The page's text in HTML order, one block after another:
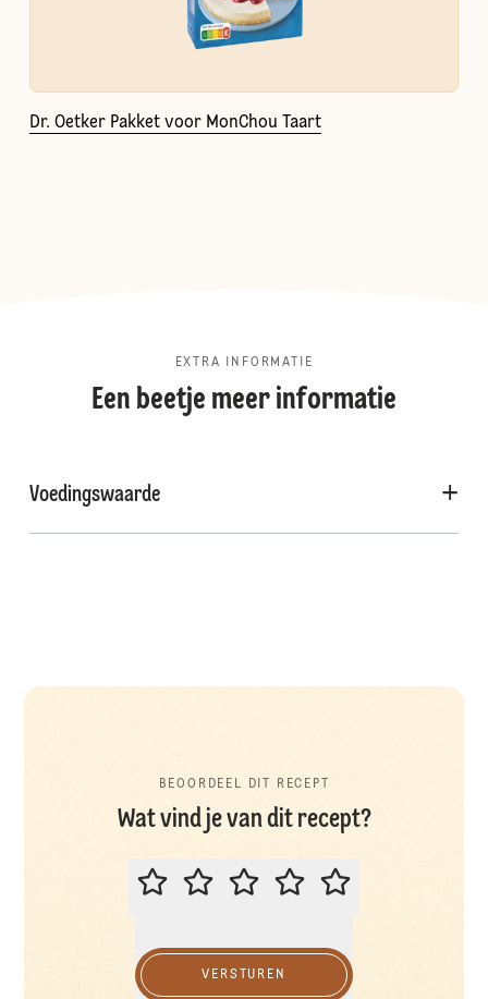
Dr. Oetker Pakket voor MonChou Taart
EXTRA INFORMATIE
Een beetje meer informatie
Voedingswaarde
BEOORDEEL DIT RECEPT
Wat vind je van dit recept?
BEOORDEEL DIT RECEPT
VERSTUREN